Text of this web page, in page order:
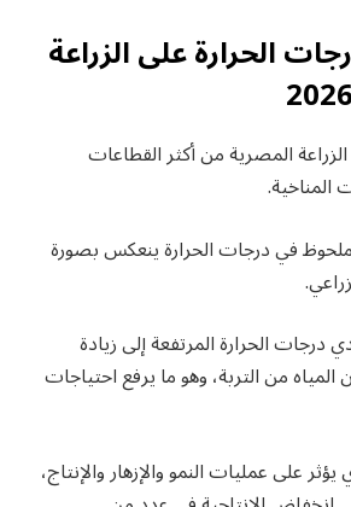
الحرارة على الزراعة
المصرية من أكثر القطاعات
المناخية.
في درجات الحرارة ينعكس بصورة
الحرارة المرتفعة إلى زيادة
من التربة، وهو ما يرفع احتياجات
على عمليات النمو والإزهار والإنتاج،